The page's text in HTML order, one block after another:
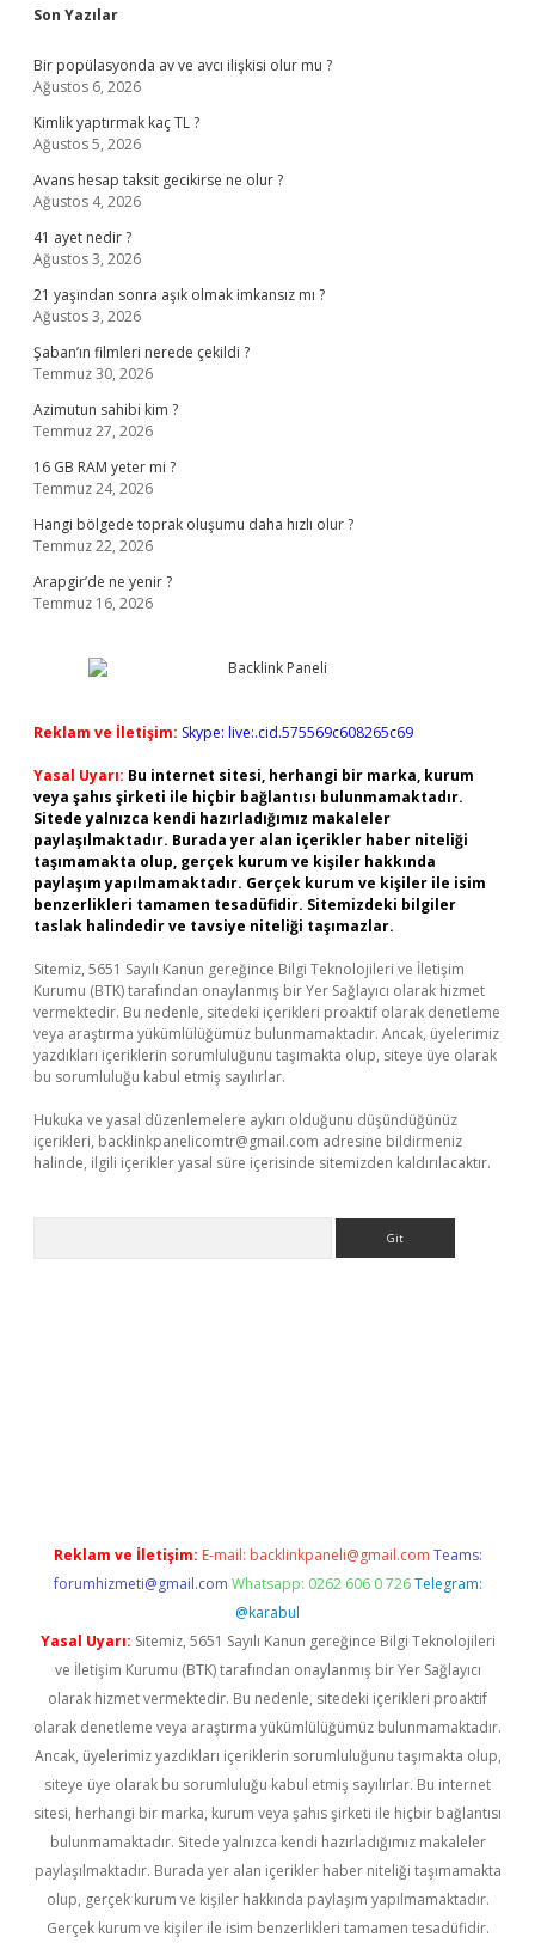
Sidebar
Son Yazılar
Bir popülasyonda av ve avcı ilişkisi olur mu ?
Ağustos 6, 2026
Kimlik yaptırmak kaç TL ?
Ağustos 5, 2026
Avans hesap taksit gecikirse ne olur ?
Ağustos 4, 2026
41 ayet nedir ?
Ağustos 3, 2026
21 yaşından sonra aşık olmak imkansız mı ?
Ağustos 3, 2026
Şaban’ın filmleri nerede çekildi ?
Temmuz 30, 2026
Azimutun sahibi kim ?
Temmuz 27, 2026
16 GB RAM yeter mi ?
Temmuz 24, 2026
Hangi bölgede toprak oluşumu daha hızlı olur ?
Temmuz 22, 2026
Arapgir’de ne yenir ?
Temmuz 16, 2026
Reklam ve İletişim: Skype: live:.cid.575569c608265c69
Yasal Uyarı: Bu internet sitesi, herhangi bir marka, kurum
veya şahıs şirketi ile hiçbir bağlantısı bulunmamaktadır.
Sitede yalnızca kendi hazırladığımız makaleler
paylaşılmaktadır. Burada yer alan içerikler haber niteliği
taşımamakta olup, gerçek kurum ve kişiler hakkında
paylaşım yapılmamaktadır. Gerçek kurum ve kişiler ile isim
benzerlikleri tamamen tesadüfidir. Sitemizdeki bilgiler
taslak halindedir ve tavsiye niteliği taşımazlar.
Sitemiz, 5651 Sayılı Kanun gereğince Bilgi Teknolojileri ve İletişim
Kurumu (BTK) tarafından onaylanmış bir Yer Sağlayıcı olarak hizmet
vermektedir. Bu nedenle, sitedeki içerikleri proaktif olarak denetleme
veya araştırma yükümlülüğümüz bulunmamaktadır. Ancak, üyelerimiz
yazdıkları içeriklerin sorumluluğunu taşımakta olup, siteye üye olarak
bu sorumluluğu kabul etmiş sayılırlar.
Hukuka ve yasal düzenlemelere aykırı olduğunu düşündüğünüz
içerikleri, backlinkpanelicomtr@gmail.com adresine bildirmeniz
halinde, ilgili içerikler yasal süre içerisinde sitemizden kaldırılacaktır.
Reklam ve İletişim: E-mail: backlinkpaneli@gmail.com Teams:
forumhizmeti@gmail.com Whatsapp: 0262 606 0 726 Telegram:
@karabul
Yasal Uyarı: Sitemiz, 5651 Sayılı Kanun gereğince Bilgi Teknolojileri
ve İletişim Kurumu (BTK) tarafından onaylanmış bir Yer Sağlayıcı
olarak hizmet vermektedir. Bu nedenle, sitedeki içerikleri proaktif
olarak denetleme veya araştırma yükümlülüğümüz bulunmamaktadır.
Ancak, üyelerimiz yazdıkları içeriklerin sorumluluğunu taşımakta olup,
siteye üye olarak bu sorumluluğu kabul etmiş sayılırlar. Bu internet
sitesi, herhangi bir marka, kurum veya şahıs şirketi ile hiçbir bağlantısı
bulunmamaktadır. Sitede yalnızca kendi hazırladığımız makaleler
paylaşılmaktadır. Burada yer alan içerikler haber niteliği taşımamakta
olup, gerçek kurum ve kişiler hakkında paylaşım yapılmamaktadır.
Gerçek kurum ve kişiler ile isim benzerlikleri tamamen tesadüfidir.